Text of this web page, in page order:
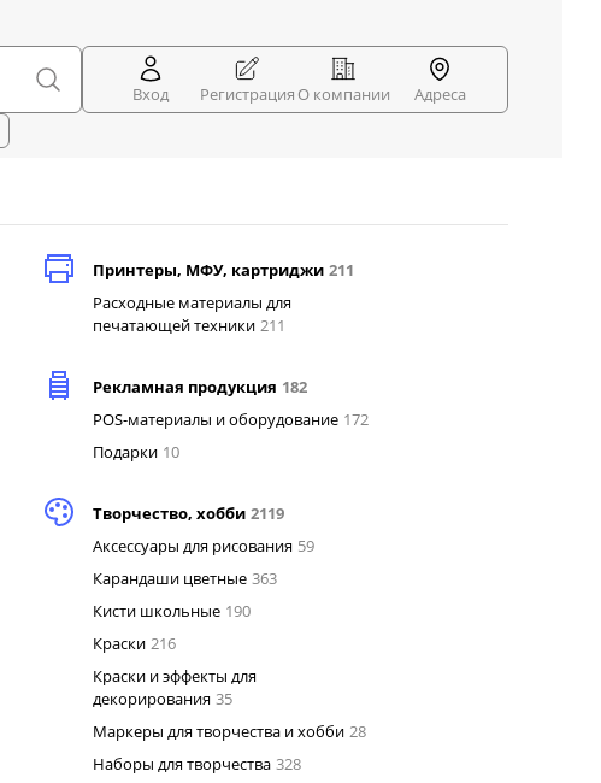
Вход Регистрация О компании
Адреса
Принтеры, МФУ, картриджи 211
Расходные материалы для
печатающей техники 211
Рекламная продукция 182
POS-материалы и оборудование 172
Подарки 10
Творчество, хобби 2119
Аксессуары для рисования 59
Карандаши цветные 363
Кисти школьные 190
Краски 216
Краски и эффекты для
декорирования 35
Маркеры для творчества и хобби 28
Наборы для творчества 328